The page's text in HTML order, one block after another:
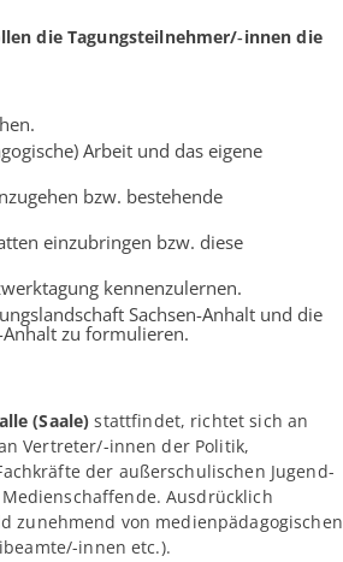
die Tagungsteilnehmer/‑innen die
Arbeit und das eigene
bzw. bestehende
einzubringen bzw. diese
kennenzulernen.
Sachsen-Anhalt und die
zu formulieren.
(Saale) stattfindet, richtet sich an
Vertreter/-innen der Politik,
der außerschulischen Jugend-
Ausdrücklich
zunehmend von medienpädagogischen
innen etc.).